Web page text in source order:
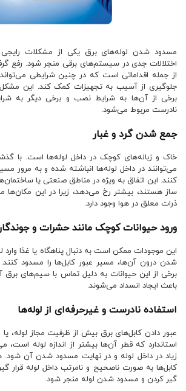
مسدود شدن لوله‌های برق یکی از مشکلات
اختلالات جدی در سیستم‌های برقی منجر شود. رفع
از جمله اقداماتی است که در چنین شرایطی
جلوگیری از آسیب به تجهیزات کمک کند. این مشکل
برخی از آن‌ها به شرایط نصب و برخی دیگر به
نادرست مربوط می‌شود.
جمع شدن گرد و غبار
خاک و زباله‌های کوچک در داخل لوله‌ها است. با
می‌توانند در داخل لوله‌ها انباشته شده و به مرور
کنند. این اتفاق به ویژه در مناطق صنعتی یا
ساز هستند، بیشتر رخ می‌دهد، زیرا در این مکان‌ها
ذرات معلق در هوا وجود دارد.
ورود حیوانات کوچک مانند حشرات و
این موجودات ممکن است به دنبال پناهگاه یا غذا وارد
شدن درون آن‌ها، مسیر عبور کابل‌ها را مسدود
برخی از این حیوانات به دلیل تماس با سیم‌های
باعث ایجاد انسداد می‌شوند.
استفاده نادرست و غیرحرفه‌ای از لوله‌ها
عبور دادن کابل‌های برق بیش از ظرفیت مجاز لوله، یا
استاندارد که قطر آن‌ها بیشتر از اندازه لوله است،
زیاد در داخل لوله و در نهایت مسدود شدن آن
کابل‌ها به صورت ناصحیح و نامرتب داخل لوله قرار
گیر کردن و مسدود شدن لوله منجر شود.